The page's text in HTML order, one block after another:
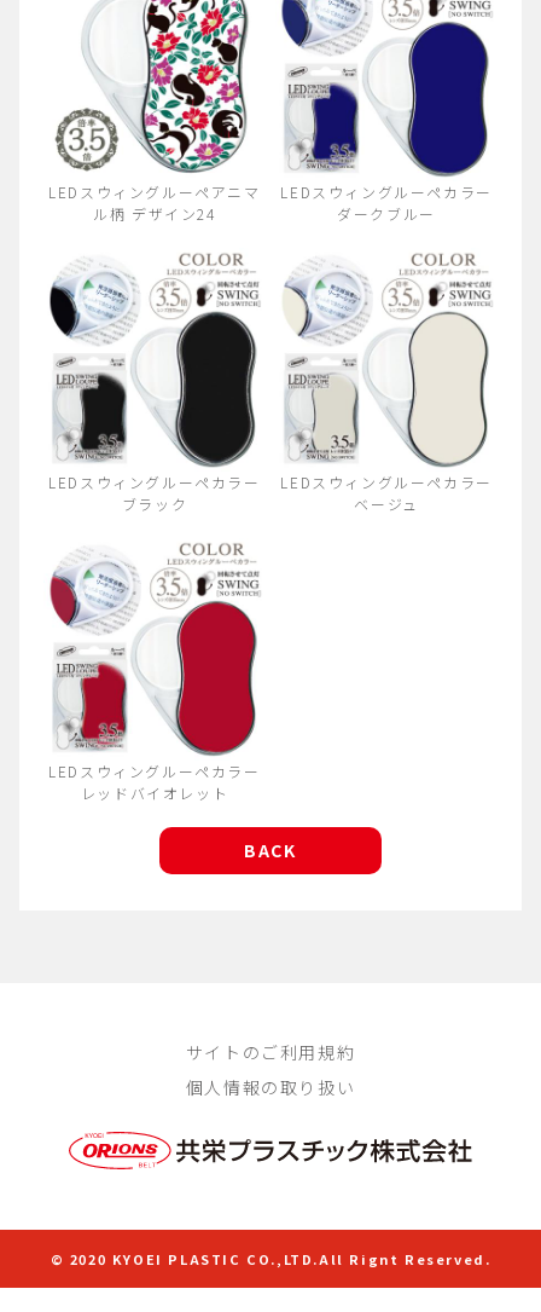
LEDスウィングルーペアニマ
ル柄 デザイン24
LEDスウィングルーペカラー
ダークブルー
LEDスウィングルーペカラー
ブラック
LEDスウィングルーペカラー
ベージュ
LEDスウィングルーペカラー
レッドバイオレット
BACK
サイトのご利用規約
個人情報の取り扱い
© 2020 KYOEI PLASTIC CO.,LTD.All Rignt Reserved.